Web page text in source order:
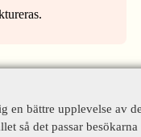
en bättre upplevelse av
så det passar